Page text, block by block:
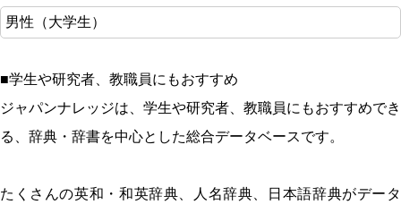
男性（大学生）
■学生や研究者、教職員にもおすすめ
ジャパンナレッジは、学生や研究者、教職員にもおすすめでき
る、辞典・辞書を中心とした総合データベースです。
たくさんの英和・和英辞典、人名辞典、日本語辞典がデータ